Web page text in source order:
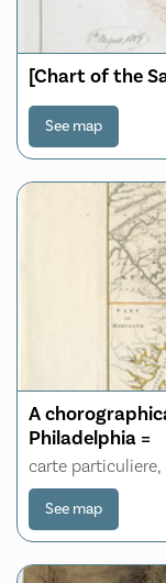
[Chart of the
See map
A
Philadelphia =
carte
See map